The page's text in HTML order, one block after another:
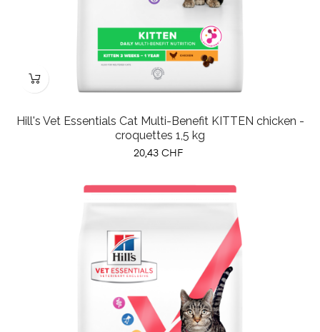
Hill's Vet Essentials Cat Multi-Benefit KITTEN chicken -
croquettes 1,5 kg
Prix
20,43 CHF